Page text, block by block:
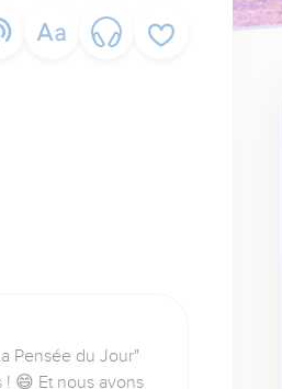
Pensée du Jour"
! 😄 Et nous avons